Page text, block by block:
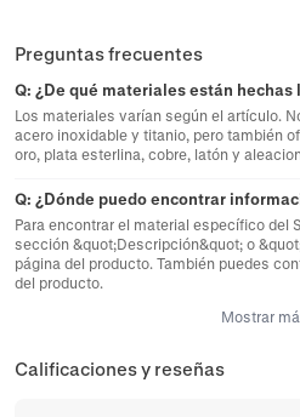
Preguntas frecuentes
Q: ¿De qué materiales están hechas
Los materiales varían según el artículo.
acero inoxidable y titanio, pero también
oro, plata esterlina, cobre, latón y
Q: ¿Dónde puedo encontrar
Para encontrar el material específico del
sección &quot;Descripción&quot; o
página del producto. También puedes
del producto.
Mostrar
Calificaciones y reseñas